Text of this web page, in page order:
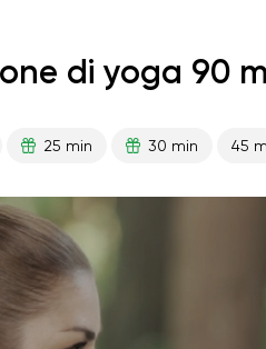
di yoga 90
25 min 30 min 45